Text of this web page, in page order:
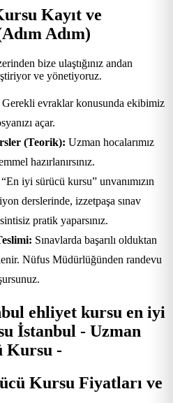
Kayıt ve
Adım)
bize ulaştığınız andan
ve yönetiyoruz.
Gerekli evraklar konusunda ekibimiz
açar.
(Teorik): Uzman hocalarımız
hazırlanırsınız.
“En iyi sürücü kursu” unvanımızın
derslerinde, izzetpaşa sınav
pratik yaparsınız.
Sınavlarda başarılı olduktan
Nüfus Müdürlüğünden randevu
Kursu Fiyatları ve